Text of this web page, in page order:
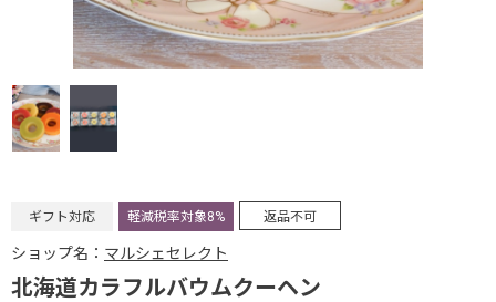
ギフト対応 軽減税率対象8% 返品不可
ショップ名： マルシェセレクト
北海道カラフルバウムクーヘン